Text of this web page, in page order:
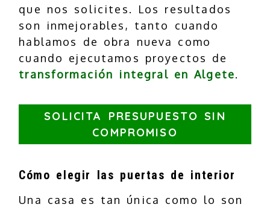
que nos solicites. Los resultados
son inmejorables, tanto cuando
hablamos de obra nueva como
cuando ejecutamos proyectos de
transformación integral en Algete.
SOLICITA PRESUPUESTO SIN
COMPROMISO
Cómo elegir las puertas de interior
Una casa es tan única como lo son